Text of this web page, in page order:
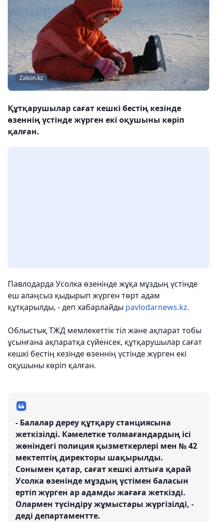
Zakon.kz
Құтқарушылар сағат кешкі бестің кезінде
өзеннің үстінде жүрген екі оқушыны көріп
қалған.
Павлодарда Усолка өзенінде жұқа мұздың үстінде
еш алаңсыз қыдырып жүрген төрт адам
құтқарылды, - деп хабарлайды pavlodarnews.kz.
Облыстық ТЖД мемлекеттік тіл және ақпарат тобы
ұсынғана ақпаратқа сүйенсек, құтқарушылар сағат
кешкі бестің кезінде өзеннің үстінде жүрген екі
оқушыны көріп қалған.
- Балалар дереу құтқару станциясына
жеткізілді. Кәмелетке толмағандардың ісі
жөніндегі полиция қызметкерлері мен № 42
мектептің директоры шақырылды.
Сонымен қатар, сағат кешкі алтыға қарай
Усолка өзенінде мұздың үстімен баласын
ертіп жүрген ар адамды жағаға жеткізді.
Олармен түсіндіру жұмыстары жүргізілді, -
деді департаментте.